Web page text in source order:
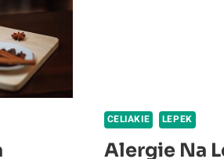
CELIAKIE LEPEK
Alergie Na